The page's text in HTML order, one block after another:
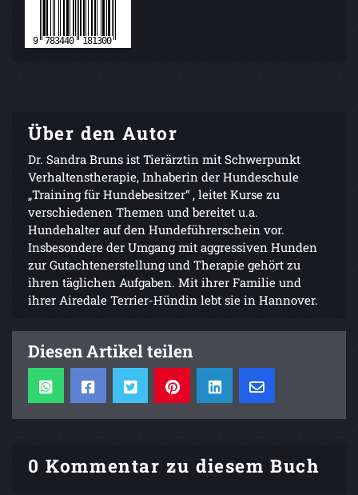
Über den Autor
Dr. Sandra Bruns ist Tierärztin mit Schwerpunkt
Verhaltenstherapie, Inhaberin der Hundeschule
„Training für Hundebesitzer“ , leitet Kurse zu
verschiedenen Themen und bereitet u.a.
Hundehalter auf den Hundeführerschein vor.
Insbesondere der Umgang mit aggressiven Hunden
zur Gutachtenerstellung und Therapie gehört zu
ihren täglichen Aufgaben. Mit ihrer Familie und
ihrer Airedale Terrier-Hündin lebt sie in Hannover.
Diesen Artikel teilen
0 Kommentar zu diesem Buch